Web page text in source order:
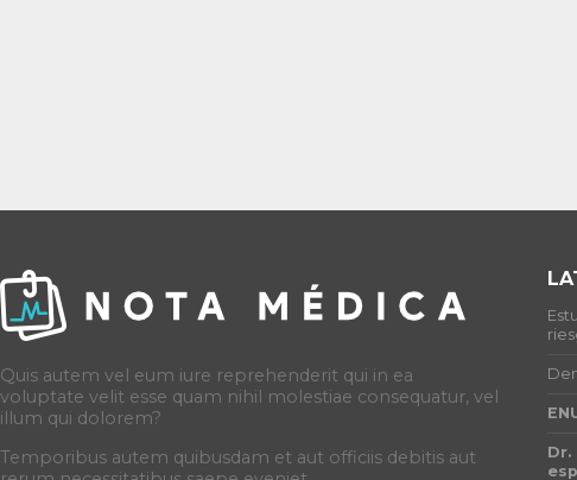
Quis autem vel eum iure reprehenderit qui in ea
voluptate velit esse quam nihil molestiae consequatur, vel
illum qui dolorem?
Temporibus autem quibusdam et aut officiis debitis aut